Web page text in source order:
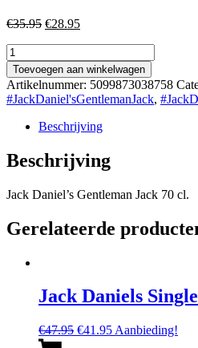
€35.95 Oorspronkelijke
€35.95.
€28.95Huidige
€28.95.
Jack
Daniel's
Gentleman
Jack
70
aantal
Toevoegen aan winkelwagen
Artikelnummer: 5099873038758
#JackDaniel'sGentlemanJack,
Beschrijving
Beschrijving
Jack Daniel’s Gentleman Jack 70 cl.
Gerelateerde
Jack Daniels
€47.95 Oorspronkelijke
€41.95Huidige
Aanbieding!